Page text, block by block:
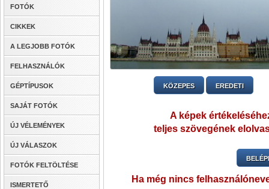
FOTÓK
CIKKEK
A LEGJOBB FOTÓK
FELHASZNÁLÓK
GÉPTÍPUSOK
SAJÁT FOTÓK
ÚJ VÉLEMÉNYEK
ÚJ VÁLASZOK
FOTÓK FELTÖLTÉSE
ISMERTETŐ
KÖZEPES EREDETI
A képek
teljes szövegének
Ha még nincs